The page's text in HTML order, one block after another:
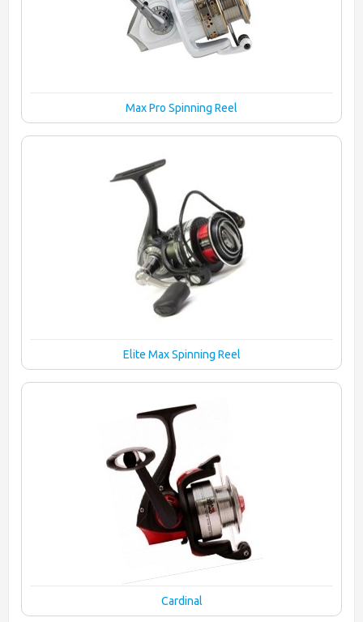
Max Pro Spinning Reel
Elite Max Spinning Reel
Cardinal